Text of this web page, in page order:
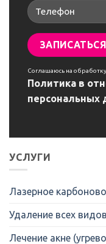
Соглашаюсь на
Политика в
персональных
УСЛУГИ
Лазерное
Удаление всех
Лечение акне